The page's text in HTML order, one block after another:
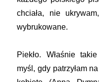
chciała, nie
wybrukowane.
Piekło. Właśnie
myśl, gdy patrzyłam